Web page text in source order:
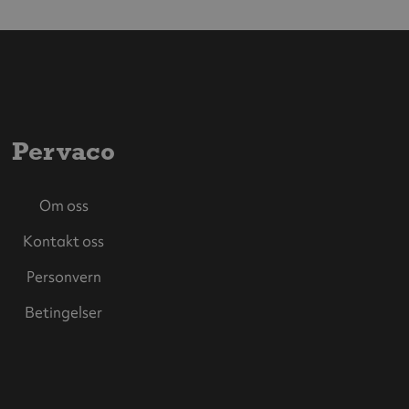
Pervaco
Om oss
Kontakt oss
Personvern
Betingelser